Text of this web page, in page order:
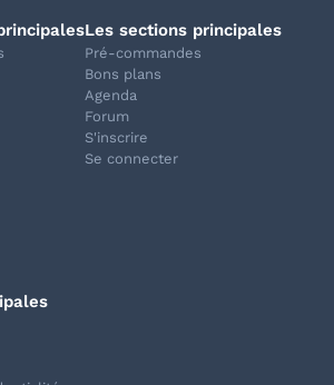
Les sections principales
Pré-commandes
Bons plans
Agenda
Forum
S'inscrire
Se connecter